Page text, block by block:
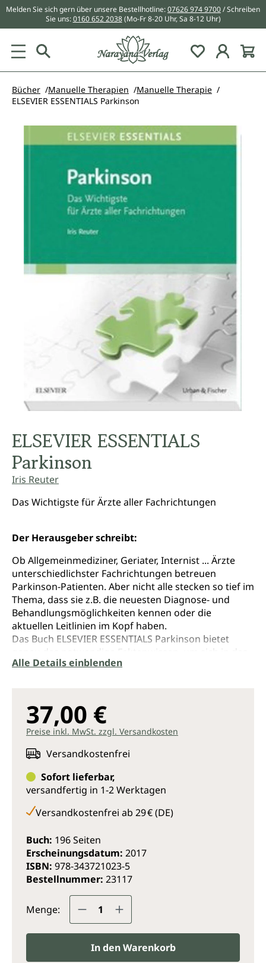
springen
Melden Sie sich gern über unsere Bestellhotline:07626 974 9700/ Schreiben
Sie uns:0160 652 2038 (Mo-Fr 8-20 Uhr, Sa 8-12 Uhr)
Du hast 0
Bücher Manuelle Therapien
Manuelle Therapie
ELSEVIER ESSENTIALS Parkinson
Bildergalerie überspringen
ELSEVIER ESSENTIALS
Parkinson
Iris Reuter
Das Wichtigste für Ärzte aller Fachrichtungen
Der Herausgeber schreibt:
Ob Allgemeinmediziner, Geriater, Internist ... Ärzte
unterschiedlichster Fachrichtungen betreuen
Parkinson-Patienten. Aber nicht alle stecken so tief im
Thema, dass sie z.B. die neuesten Diagnose- und
Behandlungsmöglichkeiten kennen oder die
aktuellen Leitlinien im Kopf haben.
Das Buch ELSEVIER ESSENTIALS Parkinson bietet
genau das notwendige Faktenwissen, um sich in das
Thema einzuarbeiten und die Patienten bestmöglich
die sich in ein Fachgebiet einarbeiten möchten, ohne
dabei zu sehr ins Detail zu gehen. Kurz und prägnant
liefert jeder Band das Faktenwissen, das ''Nicht-
Alle Details einblenden
37,00 €
Preise inkl. MwSt. zzgl. Versandkosten
Versandkostenfrei
Sofort lieferbar,
versandfertig in 1-2 Werktagen
Versandkostenfrei ab 29 € (DE)
Buch: 196 Seiten
Erscheinungsdatum: 2017
ISBN: 978-343721023-5
Bestellnummer: 23117
Menge: Produkt Anzahl: Gib den
In den Warenkorb